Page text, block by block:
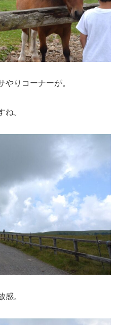
やりコーナーが。
ね。
感。